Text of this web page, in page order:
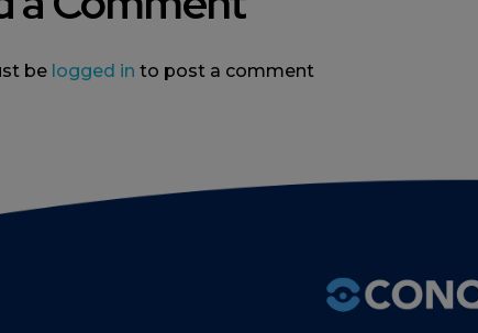
be logged in to post a comment